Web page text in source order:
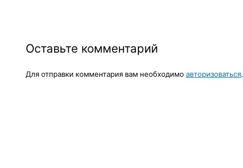
Оставьте комментарий
Для отправки комментария вам необходимо авторизоваться.